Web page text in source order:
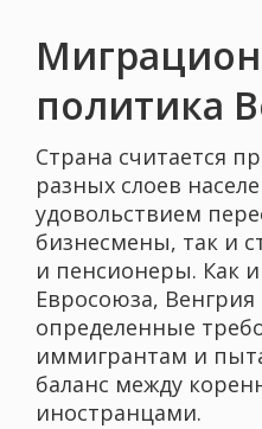
политика
Страна считается
разных слоев
удовольствием
бизнесмены, так и
и пенсионеры. Как
Евросоюза,
определенные
иммигрантам и
баланс между
иностранцами.